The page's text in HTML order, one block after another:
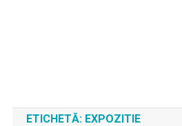
ETICHETĂ: EXPOZITIE